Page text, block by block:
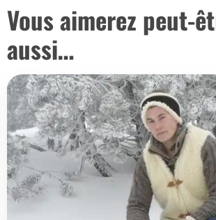
Vous aimerez peut-
aussi…